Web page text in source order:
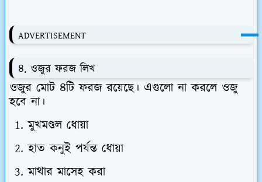
ADVERTISEMENT
৪. ওজুর ফরজ লিখ
ওজুর মোট ৪টি ফরজরয়েছে। এগুলো না করলে ওজু
হবে না।
মুখমণ্ডল ধোয়া
হাত কনুই পর্যন্ত ধোয়া
মাথার মাসেহ করা